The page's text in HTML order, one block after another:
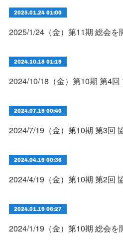
2025.01.24 01:00
2025/1/24（金）第11期 総会を
2024.10.18 01:19
2024/10/18（金）第10期 第4
2024.07.19 00:40
2024/7/19（金）第10期 第3回
2024.04.19 00:36
2024/4/19（金）第10期 第2回
2024.01.19 06:27
2024/1/19（金）第10期 総会を